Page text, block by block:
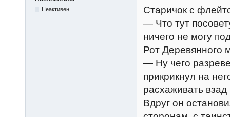
Неактивен
Старичок с
— Что тут
ничего не могу
Рот Деревянного
— Ну чего
прикрикнул на
расхаживать
Вдруг он